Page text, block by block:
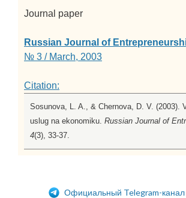
Journal paper
Russian Journal of
№ 3 / March, 2003
Citation:
Sosunova, L. A., & Chernova, D. V. (2003).
uslug na ekonomiku. Russian Journal of
4(3), 33-37.
Официальный Telegram-канал